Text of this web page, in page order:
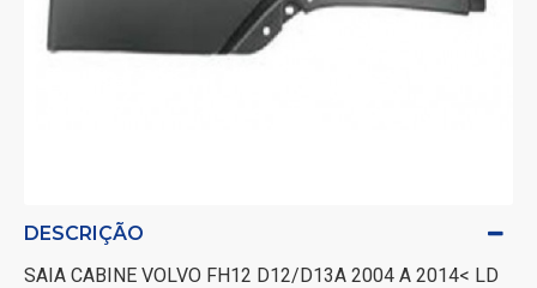
DESCRIÇÃO
SAIA CABINE VOLVO FH12 D12/D13A 2004 A 2014< LD